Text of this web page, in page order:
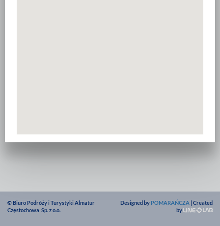
© Biuro Podróży i Turystyki Almatur
Częstochowa Sp. z o.o.
Designed by POMARAŃCZA | Created
by